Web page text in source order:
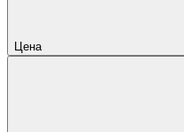
Цена